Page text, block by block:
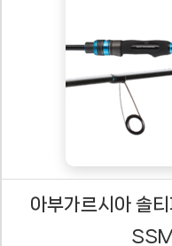
아부가르시아 솔